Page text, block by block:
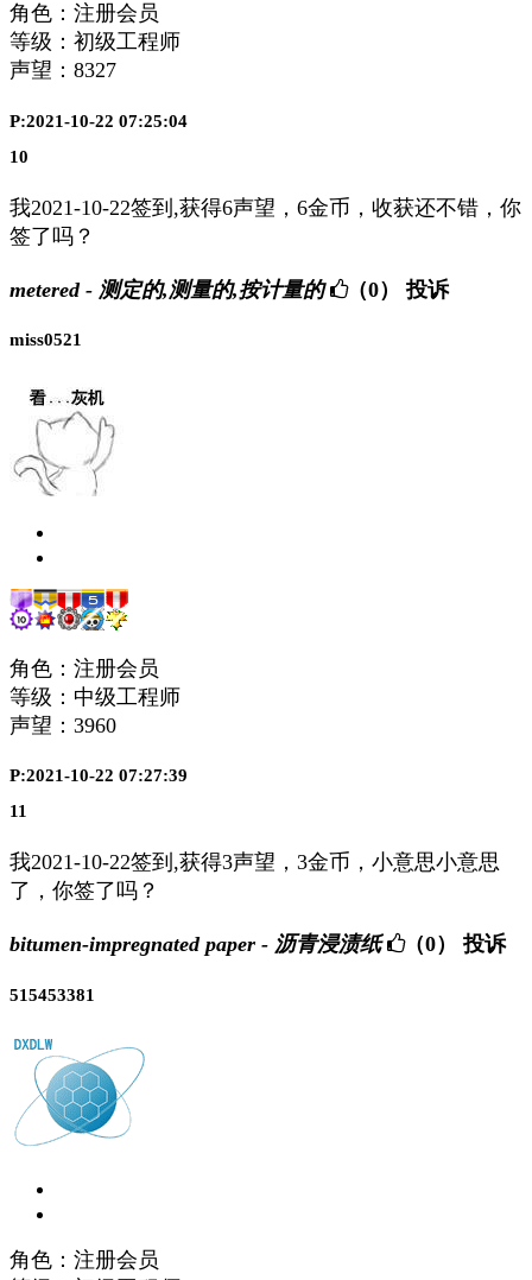
角色：注册会员
等级：初级工程师
声望： 8327
P:2021-10-22 07:25:04
10
我2021-10-22签到,获得6声望，6金币，收获还不错，你
签了吗？
metered - 测定的,测量的,按计量的 （0） 投诉
miss0521
角色：注册会员
等级：中级工程师
声望： 3960
P:2021-10-22 07:27:39
11
我2021-10-22签到,获得3声望，3金币，小意思小意思
了，你签了吗？
bitumen-impregnated paper - 沥青浸渍纸 （0） 投诉
515453381
角色：注册会员